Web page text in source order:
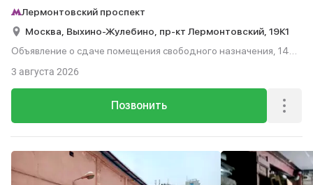
Лермонтовский проспект
Москва, Выхино-Жулебино, пр-кт Лермонтовский, 19К1
Объявление о сдаче помещения свободного назначения, 1450
Позвонить
3 августа 2026